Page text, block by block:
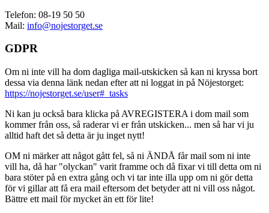
Telefon: 08-19 50 50
Mail: info@nojestorget.se
GDPR
Om ni inte vill ha dom dagliga mail-utskicken så kan ni kryssa bort
dessa via denna länk nedan efter att ni loggat in på Nöjestorget:
https://nojestorget.se/user#_tasks
Ni kan ju också bara klicka på AVREGISTERA i dom mail som
kommer från oss, så raderar vi er från utskicken... men så har vi ju
alltid haft det så detta är ju inget nytt!
OM ni märker att något gått fel, så ni ÄNDÅ får mail som ni inte
vill ha, då har "olyckan" varit framme och då fixar vi till detta om ni
bara stöter på en extra gång och vi tar inte illa upp om ni gör detta
för vi gillar att få era mail eftersom det betyder att ni vill oss något.
Bättre ett mail för mycket än ett för lite!